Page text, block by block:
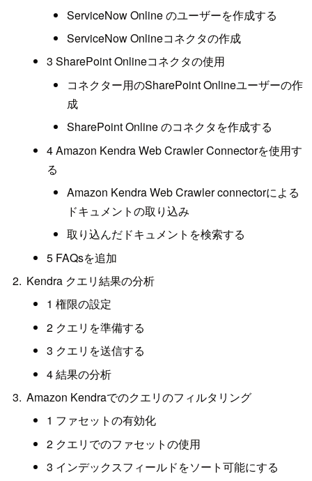
ServiceNow Online のユーザーを作成する
ServiceNow Onlineコネクタの作成
3 SharePoint Onlineコネクタの使用
コネクター用のSharePoint Onlineユーザーの作
成
SharePoint Online のコネクタを作成する
4 Amazon Kendra Web Crawler Connectorを使用す
る
Amazon Kendra Web Crawler connectorによる
ドキュメントの取り込み
取り込んだドキュメントを検索する
5 FAQsを追加
Kendra クエリ結果の分析
1 権限の設定
2 クエリを準備する
3 クエリを送信する
4 結果の分析
Amazon Kendraでのクエリのフィルタリング
1 ファセットの有効化
2 クエリでのファセットの使用
3 インデックスフィールドをソート可能にする